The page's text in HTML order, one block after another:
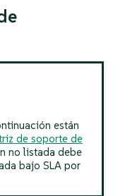
están
de soporte de
no listada debe
bajo SLA por